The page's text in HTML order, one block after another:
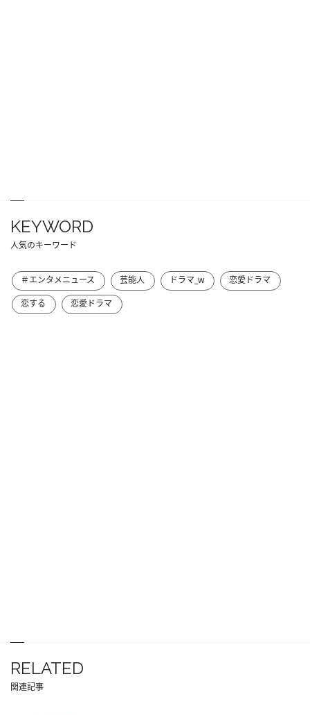
KEYWORD
人気のキーワード
＃エンタメニュース 芸能人 ドラマ_w
恋愛ドラマ
恋する
恋愛ドラマ
RELATED
関連記事